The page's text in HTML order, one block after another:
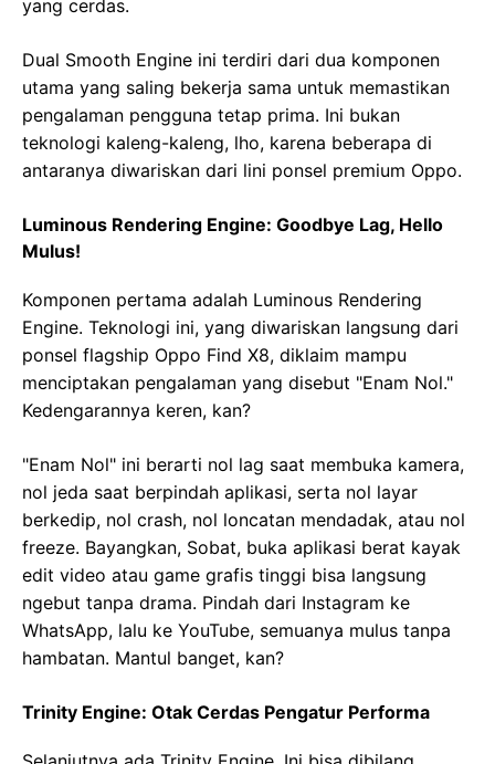
yang cerdas.
Dual Smooth Engine ini terdiri dari dua komponen
utama yang saling bekerja sama untuk memastikan
pengalaman pengguna tetap prima. Ini bukan
teknologi kaleng-kaleng, lho, karena beberapa di
antaranya diwariskan dari lini ponsel premium Oppo.
Luminous Rendering Engine: Goodbye Lag, Hello
Mulus!
Komponen pertama adalah Luminous Rendering
Engine. Teknologi ini, yang diwariskan langsung dari
ponsel flagship Oppo Find X8, diklaim mampu
menciptakan pengalaman yang disebut "Enam Nol."
Kedengarannya keren, kan?
"Enam Nol" ini berarti nol lag saat membuka kamera,
nol jeda saat berpindah aplikasi, serta nol layar
berkedip, nol crash, nol loncatan mendadak, atau nol
freeze. Bayangkan, Sobat, buka aplikasi berat kayak
edit video atau game grafis tinggi bisa langsung
ngebut tanpa drama. Pindah dari Instagram ke
WhatsApp, lalu ke YouTube, semuanya mulus tanpa
hambatan. Mantul banget, kan?
Trinity Engine: Otak Cerdas Pengatur Performa